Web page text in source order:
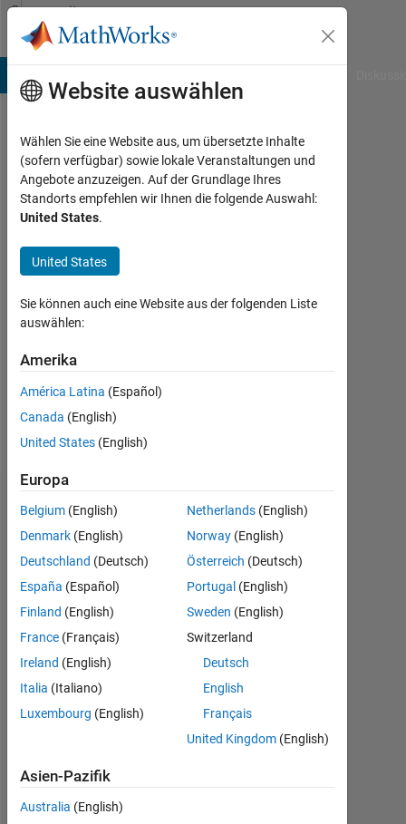
Weiter zum Inhalt
Community
Profile
Robert
Cecala
Aktiv
2016
Followers:
Following:
0
Follow
Dashboard
Statistik
MATLAB Answers
BEITRÄGE
0
2
Website auswählen
Wählen Sie eine Website aus, um übersetzte Inhalte
(sofern verfügbar) sowie lokale Veranstaltungen und
Angebote anzuzeigen. Auf der Grundlage Ihres
Standorts empfehlen wir Ihnen die folgende Auswahl:
United States.
United States
Sie können auch eine Website aus der folgenden Liste
auswählen:
Amerika
América Latina (Español)
Canada (English)
United States (English)
Europa
Belgium (English)
Denmark (English)
Deutschland (Deutsch)
España (Español)
Finland (English)
France (Français)
Ireland (English)
Italia (Italiano)
Luxembourg (English)
Netherlands (English)
Norway (English)
Österreich (Deutsch)
Portugal (English)
Sweden (English)
Switzerland
Deutsch
English
Français
United Kingdom (English)
Asien-Pazifik
Australia (English)